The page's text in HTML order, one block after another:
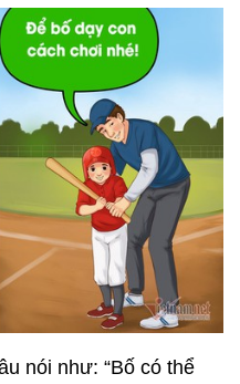
nói như: “Bố có thể